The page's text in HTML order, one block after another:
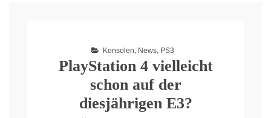
Konsolen, News, PS3
PlayStation 4 vielleicht
schon auf der
diesjährigen E3?